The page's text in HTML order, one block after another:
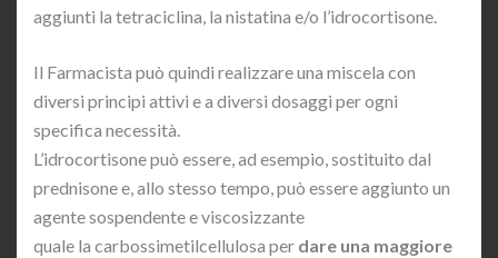
aggiunti la tetraciclina, la nistatina e/o l’idrocortisone.
Il Farmacista può quindi realizzare una miscela con
diversi principi attivi e a diversi dosaggi per ogni
specifica necessità.
L’idrocortisone può essere, ad esempio, sostituito dal
prednisone e, allo stesso tempo, può essere aggiunto un
agente sospendente e viscosizzante
quale la carbossimetilcellulosa per dare una maggiore